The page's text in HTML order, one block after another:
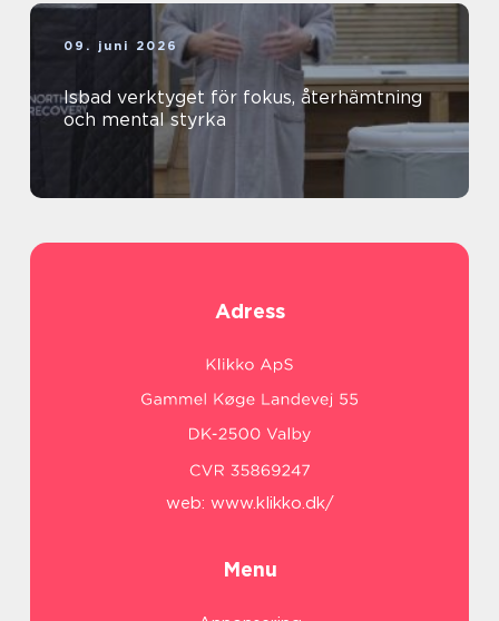
09. juni 2026
Isbad verktyget för fokus, återhämtning
och mental styrka
Adress
web: www.klikko.dk/
Menu